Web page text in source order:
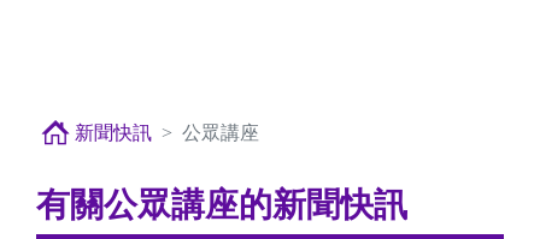
新聞快訊 公眾講座
有關公眾講座的新聞快訊